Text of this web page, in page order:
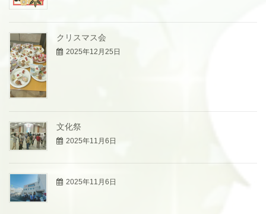
クリスマス会
2025年12月25日
文化祭
2025年11月6日
2025年11月6日